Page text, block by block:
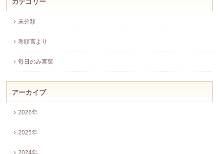
未分類
巻頭言より
毎日のみ言葉
アーカイブ
2026年
2025年
2024年